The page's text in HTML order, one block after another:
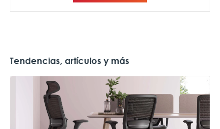
Tendencias, artículos y más